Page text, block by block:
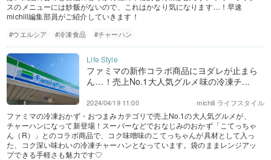
スのメニューには炒飯がないので、これはかなり気になります…！早速
michill編集部員がご紹介していきます！
#ウエルシア #冷凍食品 #チャーハン
ファミマの新作コラボ商品にヨダレが止まら
ん…！売上No.1大人気グルメ味の冷凍チ...
michill ライフスタイル
2024/04/19 11:00
ファミマの冷凍おかず・おつまみカテゴリで売上No.1の大人気グルメが、
チャーハンになって新登場！スーパーなどでおなじみのおかず「こてっちゃ
ん（R）」とのコラボ商品で、コク味噌味のこてっちゃんが具材として入っ
た、コク深い味わいの冷凍チャーハンとなっています。袋のままレンジアッ
プできる手軽さも魅力です♡